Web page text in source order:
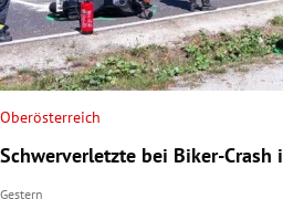
Untermenü
Oberösterreich
Schwerverletzte bei Biker-Crash
Gestern